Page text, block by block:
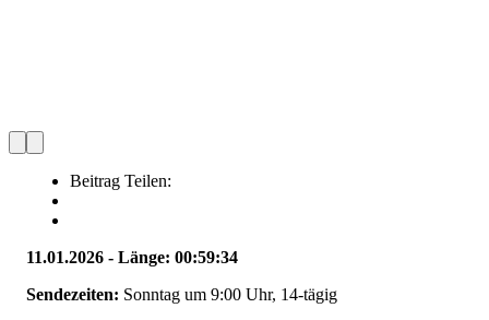
Beitrag Teilen:
11.01.2026 - Länge: 00:59:34
Sendezeiten: Sonntag um 9:00 Uhr, 14-tägig